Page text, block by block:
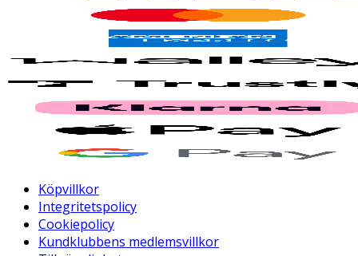
Köpvillkor
Integritetspolicy
Cookiepolicy
Kundklubbens medlemsvillkor